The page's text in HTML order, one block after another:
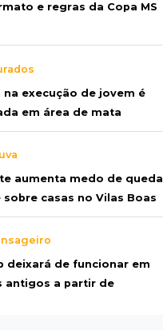
e regras da Copa MS
na execução de jovem é
em área de mata
aumenta medo de queda
sobre casas no Vilas Boas
deixará de funcionar em
antigos a partir de